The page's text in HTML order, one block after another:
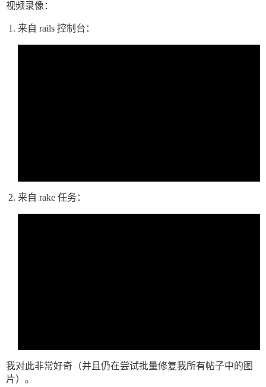
视频录像：
来自 rails 控制台：
来自 rake 任务：
我对此非常好奇（并且仍在尝试批量修复我所有帖子中的图
片）。